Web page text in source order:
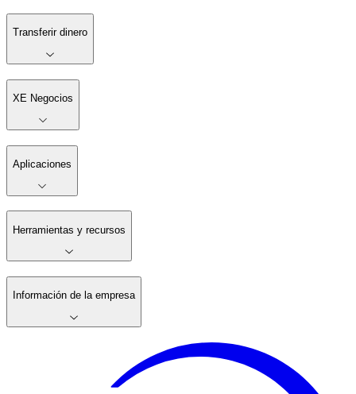
Transferir dinero
XE Negocios
Aplicaciones
Herramientas y recursos
Información de la empresa